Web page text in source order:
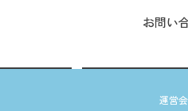
お問い
運営